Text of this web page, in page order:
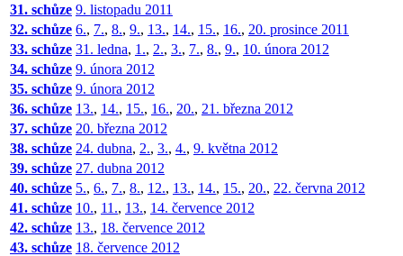
31. schůze 9. listopadu 2011
32. schůze 6., 7., 8., 9., 13., 14., 15., 16., 20. prosince 2011
33. schůze 31. ledna, 1., 2., 3., 7., 8., 9., 10. února 2012
34. schůze 9. února 2012
35. schůze 9. února 2012
36. schůze 13., 14., 15., 16., 20., 21. března 2012
37. schůze 20. března 2012
38. schůze 24. dubna, 2., 3., 4., 9. května 2012
39. schůze 27. dubna 2012
40. schůze 5., 6., 7., 8., 12., 13., 14., 15., 20., 22. června 2012
41. schůze 10., 11., 13., 14. července 2012
42. schůze 13., 18. července 2012
43. schůze 18. července 2012